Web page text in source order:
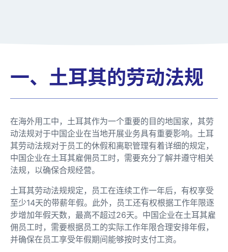
一、土耳其的劳动法规
在海外用工中，土耳其作为一个重要的目的地国家，其劳
动法规对于中国企业在当地开展业务具有重要影响。土耳
其劳动法规对于员工的休假和离职管理有着详细的规定，
中国企业在土耳其雇佣员工时，需要充分了解并遵守相关
法规，以确保合规经营。
土耳其劳动法规规定，员工在连续工作一年后，有权享受
至少14天的带薪年假。此外，员工还有权根据工作年限逐
步增加年假天数，最高不超过26天。中国企业在土耳其雇
佣员工时，需要根据员工的实际工作年限合理安排年假，
并确保在员工享受年假期间能够按时支付工资。